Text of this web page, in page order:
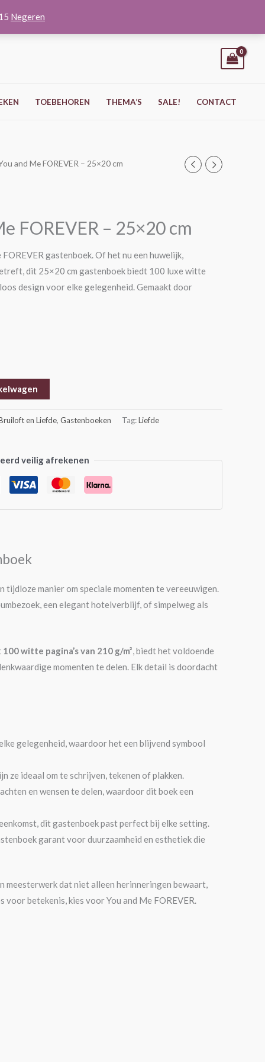
Negeren
TOEBEHOREN THEMA’S SALE! CONTACT
and Me FOREVER – 25×20 cm
FOREVER – 25×20 cm
gastenboek. Of het nu een huwelijk,
dit 25×20 cm gastenboek biedt 100 luxe witte
design voor elke gelegenheid. Gemaakt door
en Liefde, Gastenboeken Tag:Liefde
veilig afrekenen
tijdloze manier om speciale momenten te vereeuwigen.
een elegant hotelverblijf, of simpelweg als
100 witte pagina’s van 210 g/m², biedt het voldoende
momenten te delen. Elk detail is doordacht
gelegenheid, waardoor het een blijvend symbool
ze ideaal om te schrijven, tekenen of plakken.
en wensen te delen, waardoor dit boek een
dit gastenboek past perfect bij elke setting.
garant voor duurzaamheid en esthetiek die
meesterwerk dat niet alleen herinneringen bewaart,
betekenis, kies voor You and Me FOREVER.